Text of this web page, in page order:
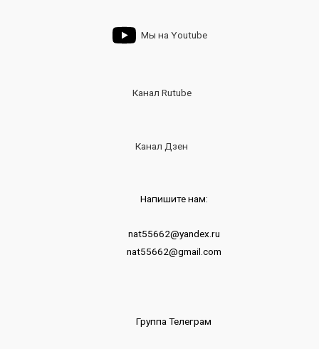
Мы на Youtube
Канал Rutube
Канал Дзен
Напишите нам:
nat55662@yandex.ru
nat55662@gmail.com
Группа Телеграм